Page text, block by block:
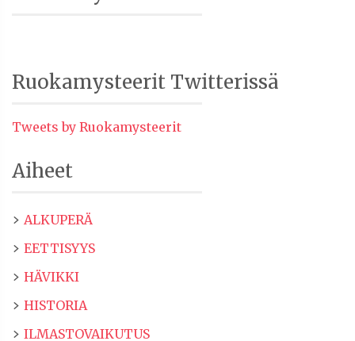
Ruokamysteerit Twitterissä
Tweets by Ruokamysteerit
Aiheet
ALKUPERÄ
EETTISYYS
HÄVIKKI
HISTORIA
ILMASTOVAIKUTUS